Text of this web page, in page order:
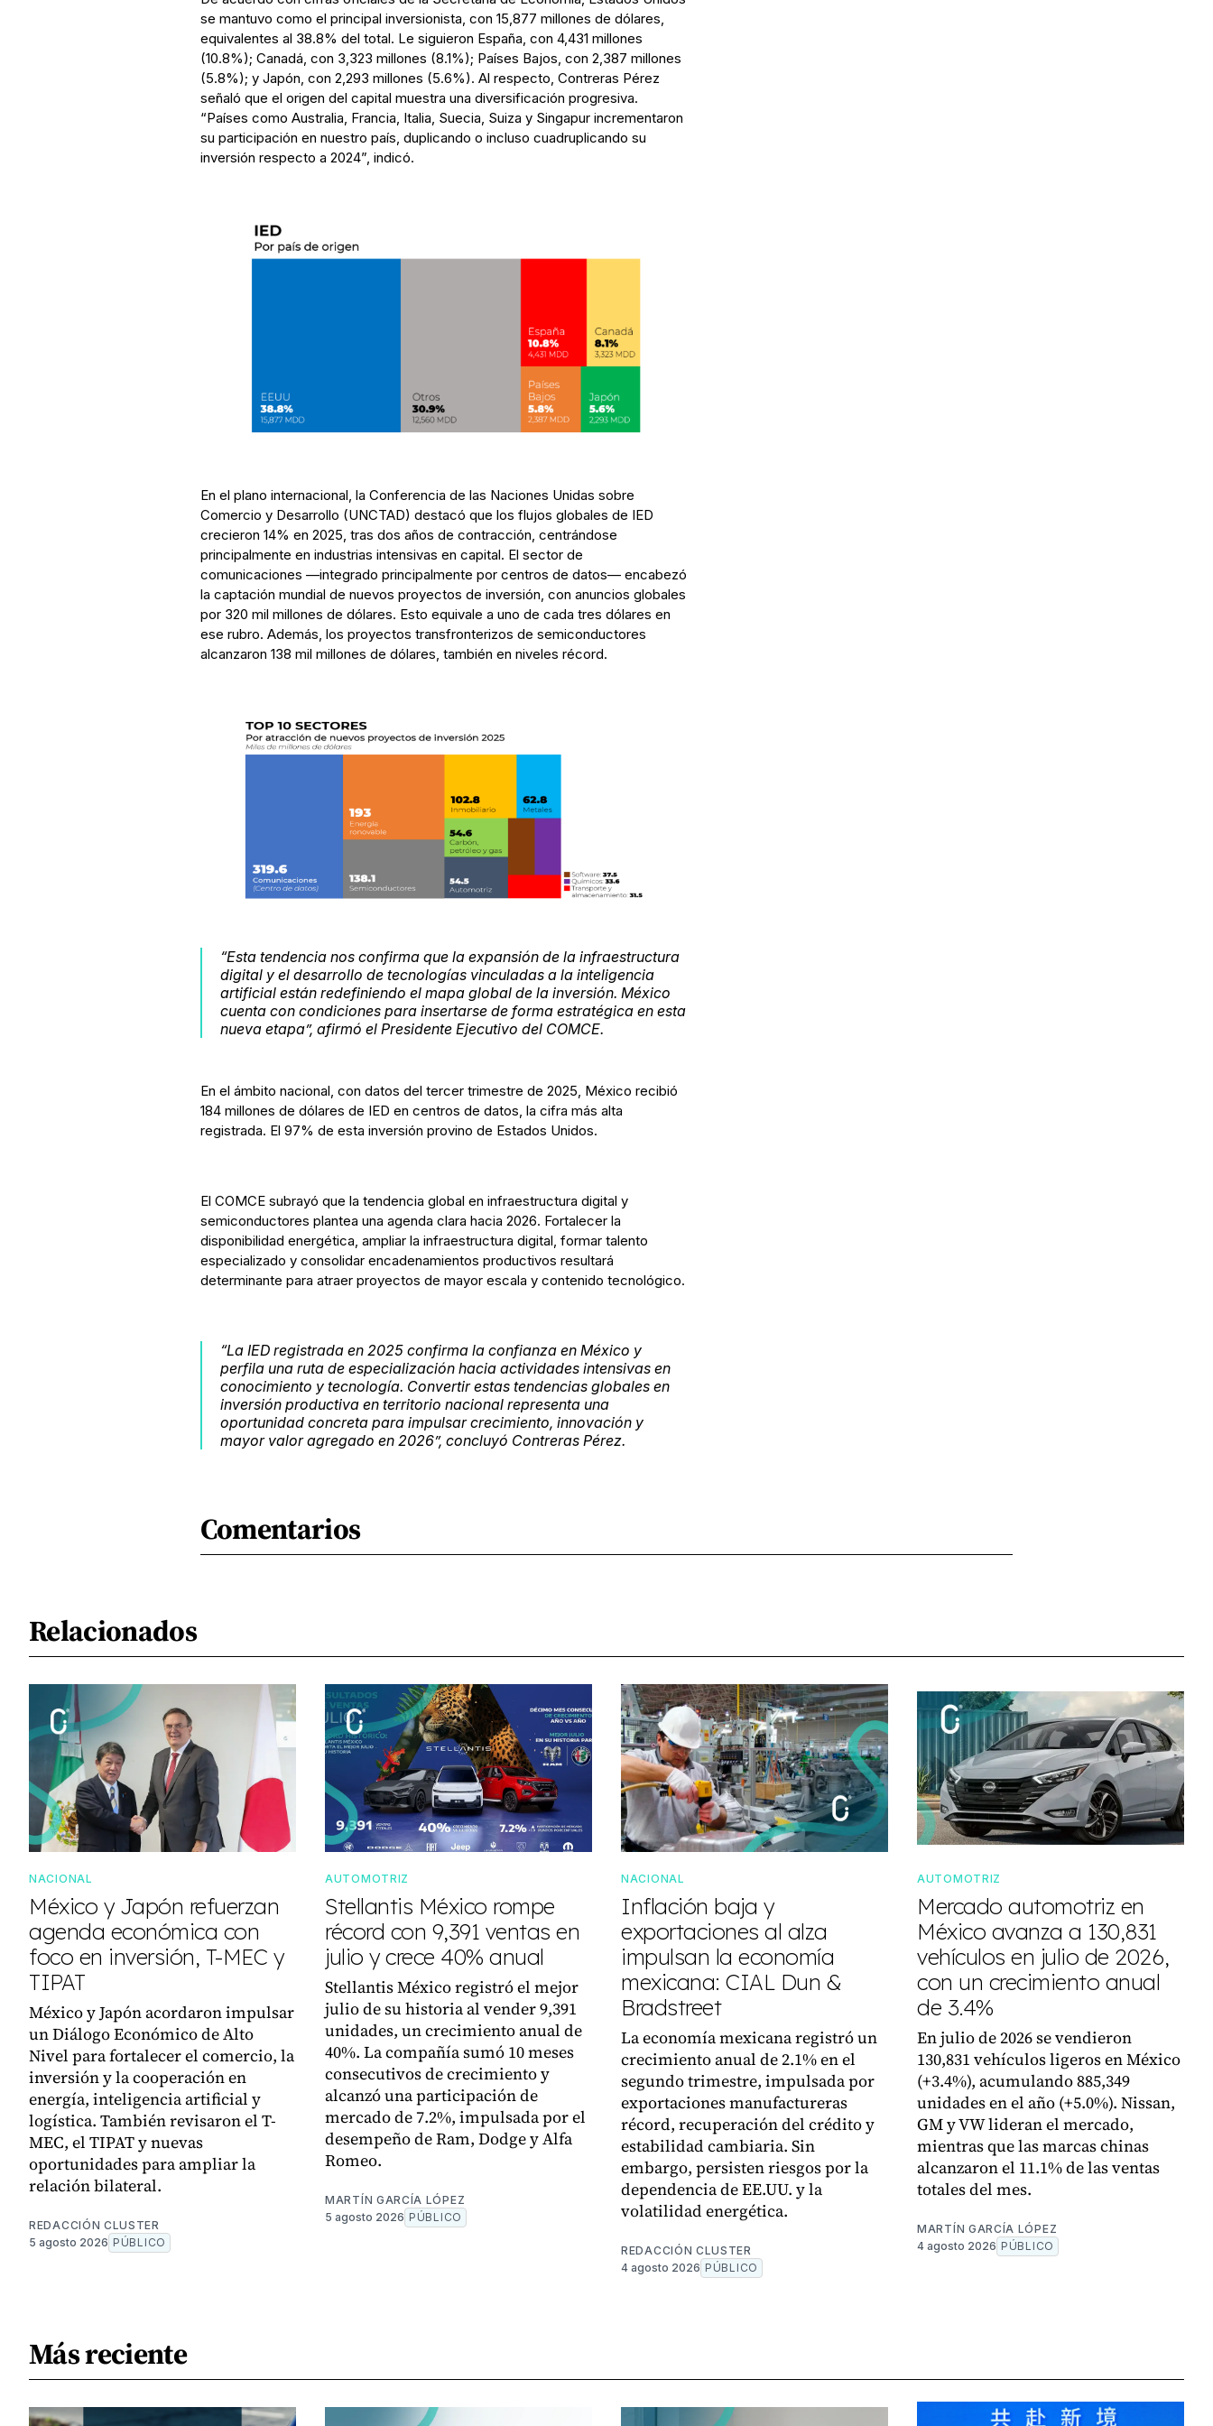
se mantuvo como el principal inversionista, con 15,877 millones de dólares,
equivalentes al 38.8% del total. Le siguieron España, con 4,431 millones
(10.8%); Canadá, con 3,323 millones (8.1%); Países Bajos, con 2,387 millones
(5.8%); y Japón, con 2,293 millones (5.6%). Al respecto, Contreras Pérez
señaló que el origen del capital muestra una diversificación progresiva.
“Países como Australia, Francia, Italia, Suecia, Suiza y Singapur incrementaron
su participación en nuestro país, duplicando o incluso cuadruplicando su
inversión respecto a 2024”, indicó.
En el plano internacional, la Conferencia de las Naciones Unidas sobre
Comercio y Desarrollo (UNCTAD) destacó que los flujos globales de IED
crecieron 14% en 2025, tras dos años de contracción, centrándose
principalmente en industrias intensivas en capital. El sector de
comunicaciones —integrado principalmente por centros de datos— encabezó
la captación mundial de nuevos proyectos de inversión, con anuncios globales
por 320 mil millones de dólares. Esto equivale a uno de cada tres dólares en
ese rubro. Además, los proyectos transfronterizos de semiconductores
alcanzaron 138 mil millones de dólares, también en niveles récord.
“Esta tendencia nos confirma que la expansión de la infraestructura
digital y el desarrollo de tecnologías vinculadas a la inteligencia
artificial están redefiniendo el mapa global de la inversión. México
cuenta con condiciones para insertarse de forma estratégica en esta
nueva etapa”, afirmó el Presidente Ejecutivo del COMCE.
En el ámbito nacional, con datos del tercer trimestre de 2025, México recibió
184 millones de dólares de IED en centros de datos, la cifra más alta
registrada. El 97% de esta inversión provino de Estados Unidos.
El COMCE subrayó que la tendencia global en infraestructura digital y
semiconductores plantea una agenda clara hacia 2026. Fortalecer la
disponibilidad energética, ampliar la infraestructura digital, formar talento
especializado y consolidar encadenamientos productivos resultará
determinante para atraer proyectos de mayor escala y contenido tecnológico.
“La IED registrada en 2025 confirma la confianza en México y
perfila una ruta de especialización hacia actividades intensivas en
conocimiento y tecnología. Convertir estas tendencias globales en
inversión productiva en territorio nacional representa una
oportunidad concreta para impulsar crecimiento, innovación y
mayor valor agregado en 2026”, concluyó Contreras Pérez.
Comentarios
Relacionados
NACIONAL
México y Japón refuerzan
agenda económica con
foco en inversión, T-MEC y
TIPAT
México y Japón acordaron impulsar
un Diálogo Económico de Alto
Nivel para fortalecer el comercio, la
inversión y la cooperación en
energía, inteligencia artificial y
logística. También revisaron el T-
MEC, el TIPAT y nuevas
oportunidades para ampliar la
relación bilateral.
REDACCIÓN CLUSTER
5 agosto 2026 PÚBLICO
AUTOMOTRIZ
Stellantis México rompe
récord con 9,391 ventas en
julio y crece 40% anual
Stellantis México registró el mejor
julio de su historia al vender 9,391
unidades, un crecimiento anual de
40%. La compañía sumó 10 meses
consecutivos de crecimiento y
alcanzó una participación de
mercado de 7.2%, impulsada por el
desempeño de Ram, Dodge y Alfa
Romeo.
MARTÍN GARCÍA LÓPEZ
5 agosto 2026 PÚBLICO
NACIONAL
Inflación baja y
exportaciones al alza
impulsan la economía
mexicana: CIAL Dun &
Bradstreet
La economía mexicana registró un
crecimiento anual de 2.1% en el
segundo trimestre, impulsada por
exportaciones manufactureras
récord, recuperación del crédito y
estabilidad cambiaria. Sin
embargo, persisten riesgos por la
dependencia de EE.UU. y la
volatilidad energética.
REDACCIÓN CLUSTER
4 agosto 2026 PÚBLICO
AUTOMOTRIZ
Mercado automotriz en
México avanza a 130,831
vehículos en julio de 2026,
con un crecimiento anual
de 3.4%
En julio de 2026 se vendieron
130,831 vehículos ligeros en México
(+3.4%), acumulando 885,349
unidades en el año (+5.0%). Nissan,
GM y VW lideran el mercado,
mientras que las marcas chinas
alcanzaron el 11.1% de las ventas
totales del mes.
MARTÍN GARCÍA LÓPEZ
4 agosto 2026 PÚBLICO
Más reciente